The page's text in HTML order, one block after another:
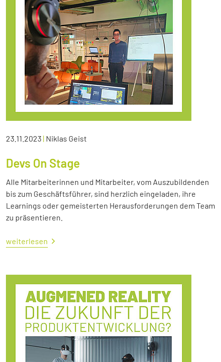
23.11.2023| Niklas Geist
Devs On Stage
Alle Mitarbeiterinnen und Mitarbeiter, vom Auszubildenden
bis zum Geschäftsführer, sind herzlich eingeladen, ihre
Learnings oder gemeisterten Herausforderungen dem Team
zu präsentieren.
weiterlesen